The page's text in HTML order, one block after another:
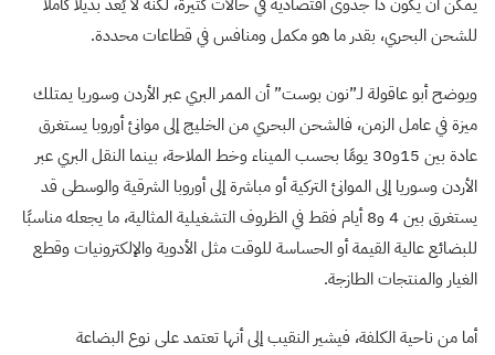
للشحن البحري، بقدر ما هو مكمل ومنافس في قطاعات محددة.
ويوضح أبو عاقولة لـ”نون بوست” أن الممر البري عبر الأردن وسوريا يمتلك
ميزة في عامل الزمن، فالشحن البحري من الخليج إلى موانئ أوروبا يستغرق
عادة بين 15و30 يومًا بحسب الميناء وخط الملاحة، بينما النقل البري عبر
الأردن وسوريا إلى الموانئ التركية أو مباشرة إلى أوروبا الشرقية والوسطى قد
يستغرق بين 4 و8 أيام فقط في الظروف التشغيلية المثالية، ما يجعله مناسبًا
للبضائع عالية القيمة أو الحساسة للوقت مثل الأدوية والإلكترونيات وقطع
الغيار والمنتجات الطازجة.
أما من ناحية الكلفة، فيشير النقيب إلى أنها تعتمد على نوع البضاعة